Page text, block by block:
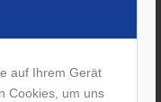
auf Ihrem Gerät
Cookies, um uns